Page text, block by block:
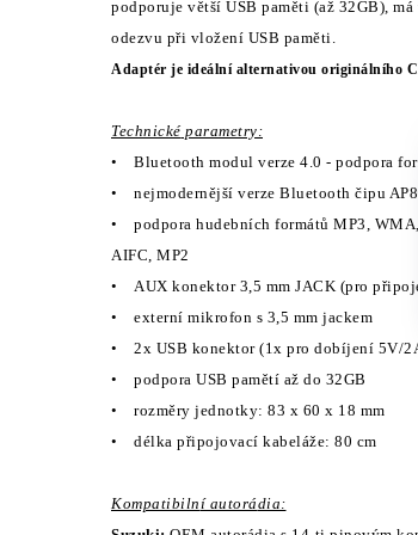
podporuje větší USB paměti (až 32GB), má
odezvu při vložení USB paměti.
Adaptér je ideální alternativou originálního
Technické parametry:
• Bluetooth modul verze 4.0 - podpora
• nejmodernější verze Bluetooth čipu
• podpora hudebních formátů MP3,
AIFC, MP2
• AUX konektor 3,5 mm JACK (pro
• externí mikrofon s 3,5 mm jackem
• 2x USB konektor (1x pro dobíjení 5V/
• podpora USB pamětí až do 32GB
• rozměry jednotky: 83 x 60 x 18 mm
• délka připojovací kabeláže: 80 cm
Kompatibilníautorádia: